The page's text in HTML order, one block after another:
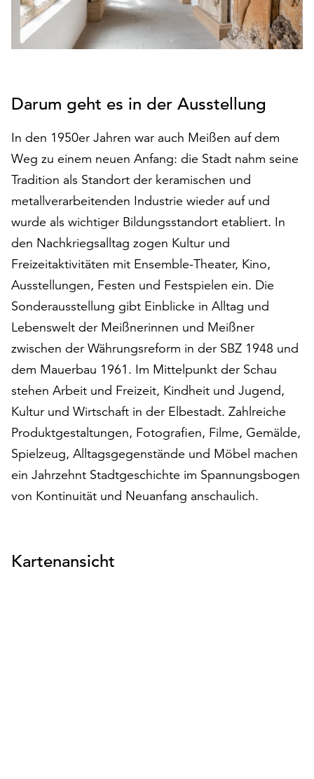
die
lediglich
zu
werden.
Klicken
auf
„Alle
akzeptieren“,
alle
Cookies
zu
akzeptieren.
Sie
können
Ihr
Einverständnis
jederzeit
ändern
und
widerrufen.
steht
Ihnen
am
Ende
der
Schaltfläche
„Cookie-
Darum geht es in der Ausstellung
In den 1950er Jahren war auch Meißen auf dem
Weg zu einem neuen Anfang: die Stadt nahm seine
Tradition als Standort der keramischen und
metallverarbeitenden Industrie wieder auf und
wurde als wichtiger Bildungsstandort etabliert. In
den Nachkriegsalltag zogen Kultur und
Freizeitaktivitäten mit Ensemble-Theater, Kino,
Ausstellungen, Festen und Festspielen ein. Die
Sonderausstellung gibt Einblicke in Alltag und
Lebenswelt der Meißnerinnen und Meißner
zwischen der Währungsreform in der SBZ 1948 und
dem Mauerbau 1961. Im Mittelpunkt der Schau
stehen Arbeit und Freizeit, Kindheit und Jugend,
Kultur und Wirtschaft in der Elbestadt. Zahlreiche
Produktgestaltungen, Fotografien, Filme, Gemälde,
Spielzeug, Alltagsgegenstände und Möbel machen
ein Jahrzehnt Stadtgeschichte im Spannungsbogen
von Kontinuität und Neuanfang anschaulich.
Kartenansicht